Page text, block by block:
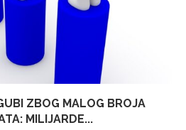
ZBOG MALOG BROJA
MILIJARDE...